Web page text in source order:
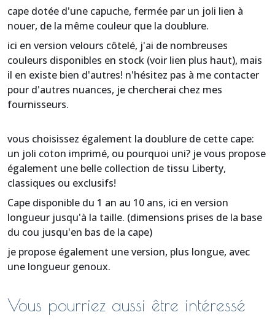
cape dotée d'une capuche, fermée par un joli lien à
nouer, de la même couleur que la doublure.
ici en version velours côtelé, j'ai de nombreuses
couleurs disponibles en stock (voir lien plus haut), mais
il en existe bien d'autres! n'hésitez pas à me contacter
pour d'autres nuances, je chercherai chez mes
fournisseurs.
vous choisissez également la doublure de cette cape:
un joli coton imprimé, ou pourquoi uni? je vous propose
également une belle collection de tissu Liberty,
classiques ou exclusifs!
Cape disponible du 1 an au 10 ans, ici en version
longueur jusqu'à la taille. (dimensions prises de la base
du cou jusqu'en bas de la cape)
je propose également une version, plus longue, avec
une longueur genoux.
Vous pourriez aussi être intéressé